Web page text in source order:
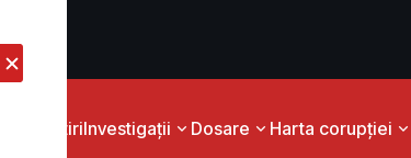
ȘtiriInvestigații Dosare Harta corupției